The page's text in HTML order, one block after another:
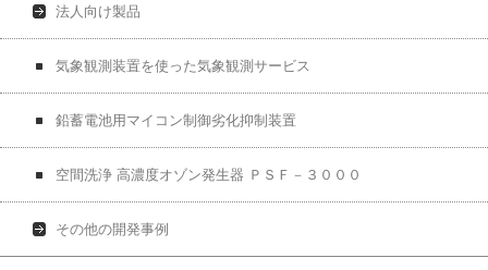
法人向け製品
気象観測装置を使った気象観測サービス
鉛蓄電池用マイコン制御劣化抑制装置
空間洗浄 高濃度オゾン発生器 ＰＳＦ－３０００
その他の開発事例